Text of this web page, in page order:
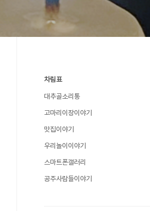
차림표
대추골소리통
고마리이장이야기
맛집이야기
우리놀이이야기
스마트폰갤러리
공주사람들이야기